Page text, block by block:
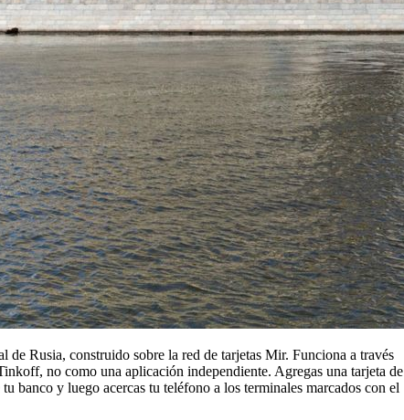
de Rusia, construido sobre la red de tarjetas Mir. Funciona a través
no como una aplicación independiente. Agregas una tarjeta de
banco y luego acercas tu teléfono a los terminales marcados con el